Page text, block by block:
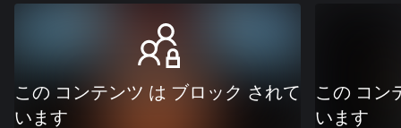
この コンテンツ は ブロック されて
います
この コン
います